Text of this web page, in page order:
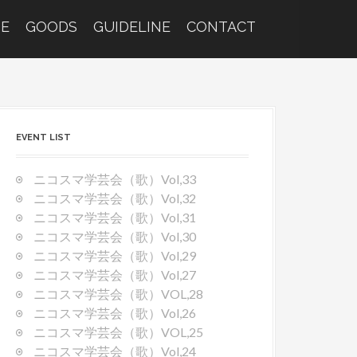
GOODS GUIDELINE CONTACT
EVENT LIST
ニコスマ学芸会（歌）Vol,33
ニコスマ学芸会（歌）Vol,32
ニコスマ学芸会（歌）Vol,31
ニコスマ学芸会（歌）Vol,30
ニコスマ学芸会（歌）Vol,29
ニコスマ学芸会（歌）Vol,27
ニコスマ学芸会（歌）VOL,28
ニコスマ学芸会（歌）Vol,26
ニコスマ学芸会（歌）VOL,25
ニコスマ学芸会（歌）Vol,24